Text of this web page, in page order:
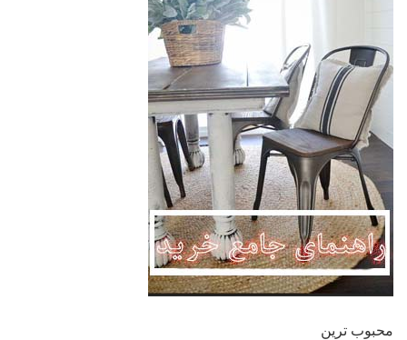
محبوب ترین